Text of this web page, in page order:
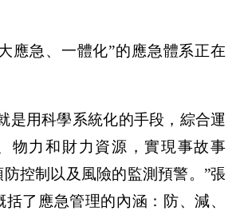
應急、一體化”的應急體系正在
是用科學系統化的手段，綜合運
物力和財力資源，實現事故事
控制以及風險的監測預警。”張
了應急管理的內涵：防、減、